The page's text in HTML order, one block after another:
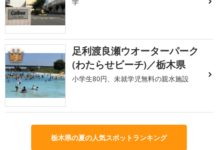
3
足利渡良瀬ウオーターパーク
(わたらせビーチ)／栃木県
小学生80円、未就学児無料の親水施設
栃木県の夏の人気スポットランキング